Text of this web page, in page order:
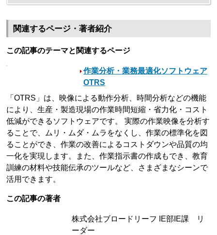
関連するページ・著者紹介
この記事のテーマと関連するページ
作業分析・業務最適化ソフトウェア
OTRS
「OTRS」は、映像による動作分析、時間分析などの機能
により、生産・製造現場の作業時間短縮・省力化・コスト
低減ができるソフトウェアです。 実際の作業映像を分析す
ることで、ムリ・ムダ・ムラをなくし、作業の標準化を図
ることができ、作業の改善によるコストダウンや品質の均
一化を実現します。また、作業指示書の作成もでき、教育
訓練の材料や技能伝承のツールなど、さまざまなシーンで
活用できます。
この記事の著者
株式会社ブロードリーフ IE部IE課 リ
ーダー